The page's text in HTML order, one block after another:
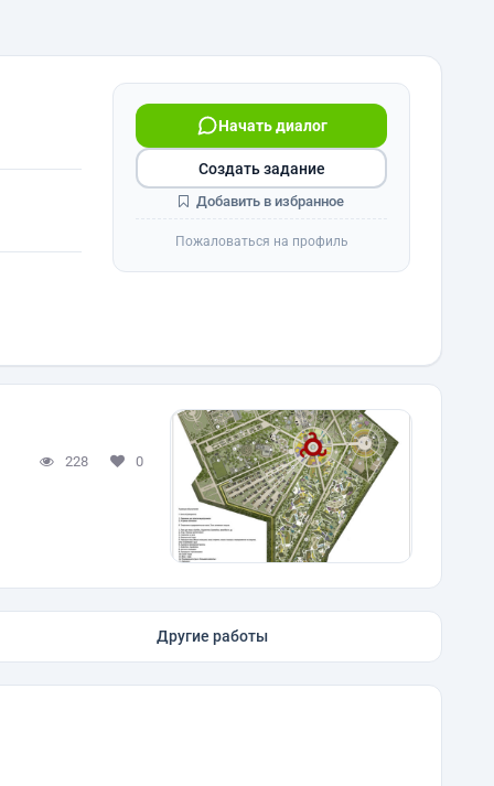
Начать диалог
Создать задание
Добавить в избранное
Пожаловаться на профиль
228 0
Другие работы